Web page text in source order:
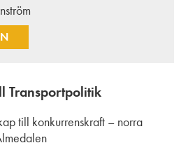
Transportpolitik
till konkurrenskraft – norra